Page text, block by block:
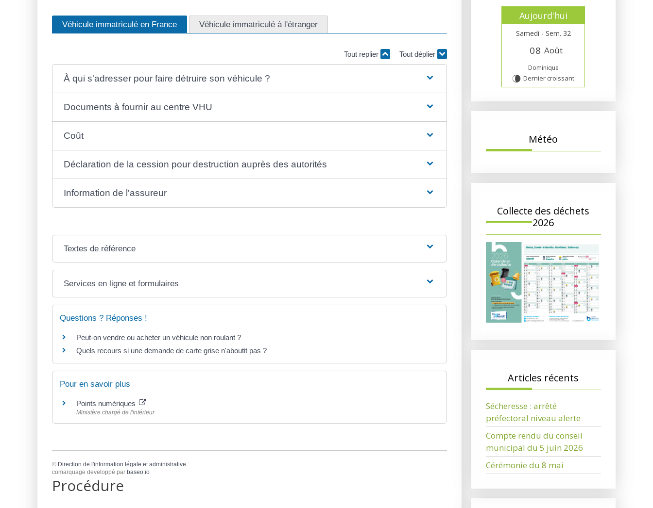
Véhicule immatriculé en France Véhicule immatriculé à l'étranger
Tout replier Tout déplier
À qui s'adresser pour faire détruire son véhicule ?
Documents à fournir au centre VHU
Coût
Déclaration de la cession pour destruction auprès des autorités
Information de l'assureur
Textes de référence
Services en ligne et formulaires
Questions ? Réponses !
Peut-on vendre ou acheter un véhicule non roulant ?
Quels recours si une demande de carte grise n'aboutit pas ?
Pour en savoir plus
Points numériques
Ministère chargé de l'intérieur
© Direction de l'information légale et administrative
comarquage developpé par baseo.io
Procédure
Aujourd'hui
Samedi - Sem. 32
08 Août
Dominique
V Dernier croissant
Météo
Collecte des déchets
2026
Articles récents
Sécheresse : arrêté
préfectoral niveau alerte
Compte rendu du conseil
municipal du 5 juin 2026
Cérémonie du 8 mai